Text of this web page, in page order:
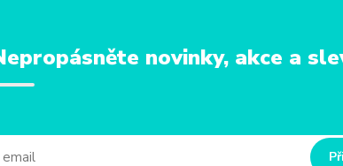
novinky, akce a